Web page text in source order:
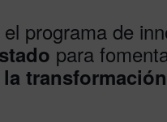
programa de
para